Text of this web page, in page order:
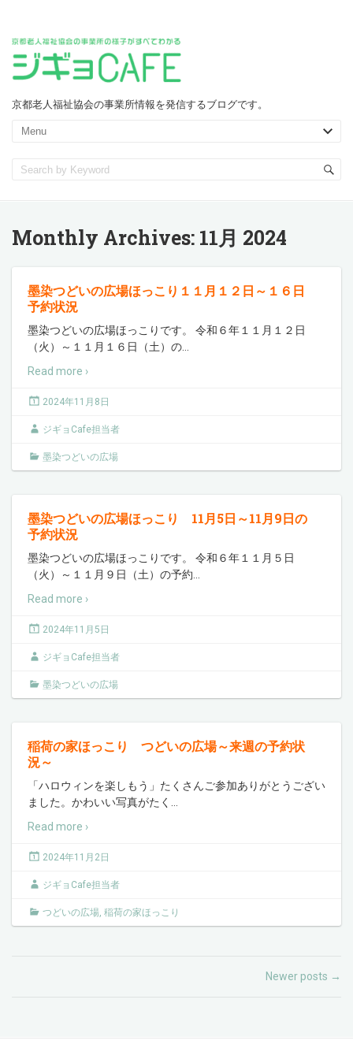
京都老人福祉協会の事業所情報を発信するブログです。
Monthly Archives: 11月 2024
墨染つどいの広場ほっこり１１月１２日～１６日
予約状況
墨染つどいの広場ほっこりです。 令和６年１１月１２日
（火）～１１月１６日（土）の
Read more ›
2024年11月8日
ジギョCafe担当者
墨染つどいの広場
墨染つどいの広場ほっこり 11月5日～11月9日の
予約状況
墨染つどいの広場ほっこりです。 令和６年１１月５日
（火）～１１月９日（土）の予約
Read more ›
2024年11月5日
ジギョCafe担当者
墨染つどいの広場
稲荷の家ほっこり つどいの広場～来週の予約状
況～
「ハロウィンを楽しもう」たくさんご参加ありがとうござい
ました。かわいい写真がたく
Read more ›
2024年11月2日
ジギョCafe担当者
つどいの広場, 稲荷の家ほっこり
Newer posts →